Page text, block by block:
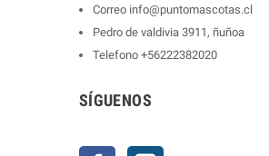
Correo info@puntomascotas.cl
Pedro de valdivia 3911, ñuñoa
Telefono +56222382020
SÍGUENOS